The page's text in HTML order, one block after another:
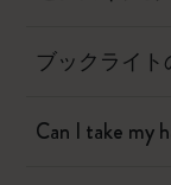
ブックライト
Can I take my